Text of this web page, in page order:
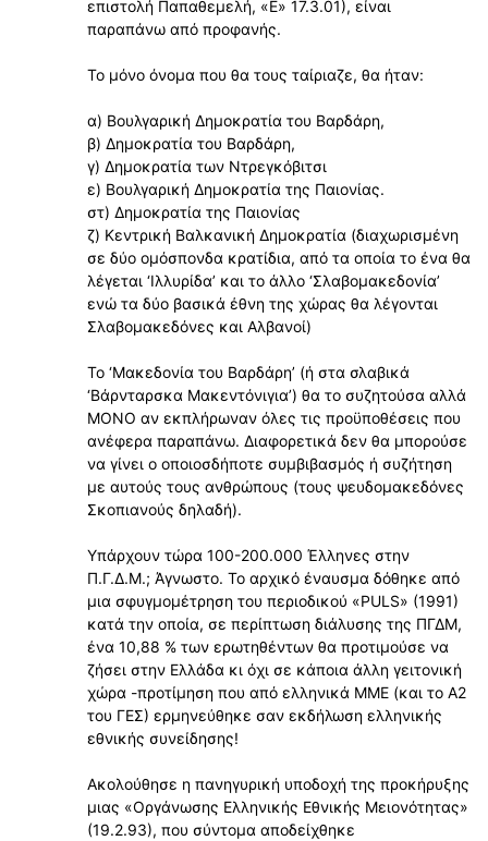
επιστολή Παπαθεμελή, «Ε» 17.3.01), είναι
παραπάνω από προφανής.
Το μόνο όνομα που θα τους ταίριαζε, θα ήταν:
α) Βουλγαρική Δημοκρατία του Βαρδάρη,
β) Δημοκρατία του Βαρδάρη,
γ) Δημοκρατία των Ντρεγκόβιτσι
ε) Βουλγαρική Δημοκρατία της Παιονίας.
στ) Δημοκρατία της Παιονίας
ζ) Κεντρική Βαλκανική Δημοκρατία (διαχωρισμένη
σε δύο ομόσπονδα κρατίδια, από τα οποία το ένα θα
λέγεται ‘Ιλλυρίδα’ και το άλλο ‘Σλαβομακεδονία’
ενώ τα δύο βασικά έθνη της χώρας θα λέγονται
Σλαβομακεδόνες και Αλβανοί)
Το ‘Μακεδονία του Βαρδάρη’ (ή στα σλαβικά
‘Βάρνταρσκα Μακεντόνιγια’) θα το συζητούσα αλλά
ΜΟΝΟ αν εκπλήρωναν όλες τις προϋποθέσεις που
ανέφερα παραπάνω. Διαφορετικά δεν θα μπορούσε
να γίνει ο οποιοσδήποτε συμβιβασμός ή συζήτηση
με αυτούς τους ανθρώπους (τους ψευδομακεδόνες
Σκοπιανούς δηλαδή).
Υπάρχουν τώρα 100-200.000 Έλληνες στην
Π.Γ.Δ.Μ.; Άγνωστο. Το αρχικό έναυσμα δόθηκε από
μια σφυγμομέτρηση του περιοδικού «PULS» (1991)
κατά την οποία, σε περίπτωση διάλυσης της ΠΓΔΜ,
ένα 10,88 % των ερωτηθέντων θα προτιμούσε να
ζήσει στην Ελλάδα κι όχι σε κάποια άλλη γειτονική
χώρα -προτίμηση που από ελληνικά ΜΜΕ (και το Α2
του ΓΕΣ) ερμηνεύθηκε σαν εκδήλωση ελληνικής
εθνικής συνείδησης!
Ακολούθησε η πανηγυρική υποδοχή της προκήρυξης
μιας «Οργάνωσης Ελληνικής Εθνικής Μειονότητας»
(19.2.93), που σύντομα αποδείχθηκε